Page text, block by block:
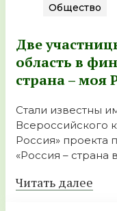
Общество
Две
область в
страна – моя
Стали известны
Всероссийского
Россия» проекта
«Россия – страна
Читать далее